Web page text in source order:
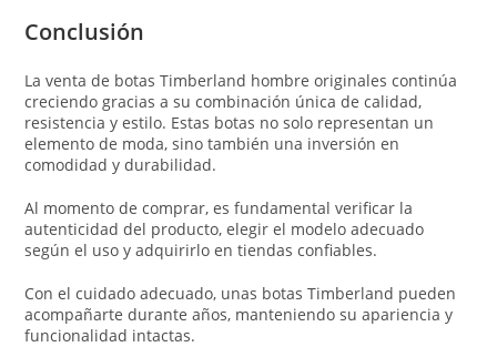
Conclusión
La venta de botas Timberland hombre originales continúa
creciendo gracias a su combinación única de calidad,
resistencia y estilo. Estas botas no solo representan un
elemento de moda, sino también una inversión en
comodidad y durabilidad.
Al momento de comprar, es fundamental verificar la
autenticidad del producto, elegir el modelo adecuado
según el uso y adquirirlo en tiendas confiables.
Con el cuidado adecuado, unas botas Timberland pueden
acompañarte durante años, manteniendo su apariencia y
funcionalidad intactas.